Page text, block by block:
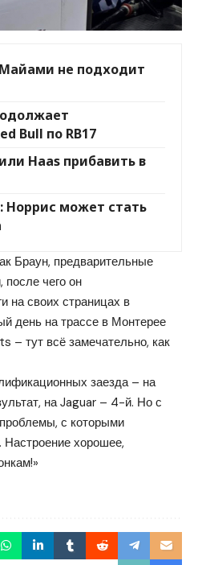
не подходит
Bull по RB17
Haas прибавить в
может стать
Браун, предварительные
чего он
на своих страницах в
день на трассе в Монтерее
– тут всё замечательно, как
заезда – на
на Jaguar – 4-й. Но с
с которыми
Настроение хорошее,